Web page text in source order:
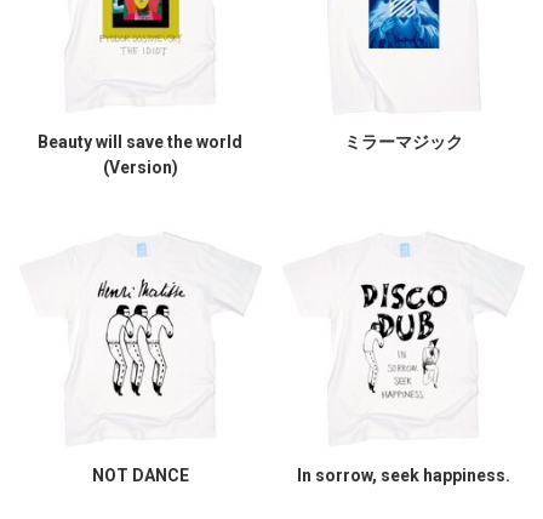
Beauty will save the world
(Version)
ミラーマジック
NOT DANCE In sorrow, seek happiness.